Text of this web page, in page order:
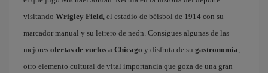
visitando Wrigley Field, el estadio de béisbol de 1914 con su
marcador manual y su letrero de neón. Consigues algunas de las
mejores ofertas de vuelos a Chicago y disfruta de su gastronomía,
otro elemento cultural de vital importancia que goza de una gran